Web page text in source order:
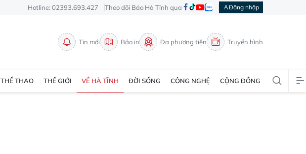
Hotline: 02393.693.427 Theo dõi Báo Hà Tĩnh qua Đăng nhập
Tin mới Báo in Đa phương tiện Truyền hình
THỂ THAO THẾ GIỚI VỀ HÀ TĨNH ĐỜI SỐNG CÔNG NGHỆ CỘNG ĐỒNG